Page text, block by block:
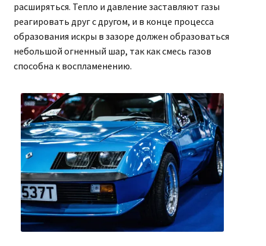
расширяться. Тепло и давление заставляют газы
реагировать друг с другом, и в конце процесса
образования искры в зазоре должен образоваться
небольшой огненный шар, так как смесь газов
способна к воспламенению.